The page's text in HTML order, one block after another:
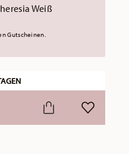
Weiß
Gutscheinen.
ADD TO